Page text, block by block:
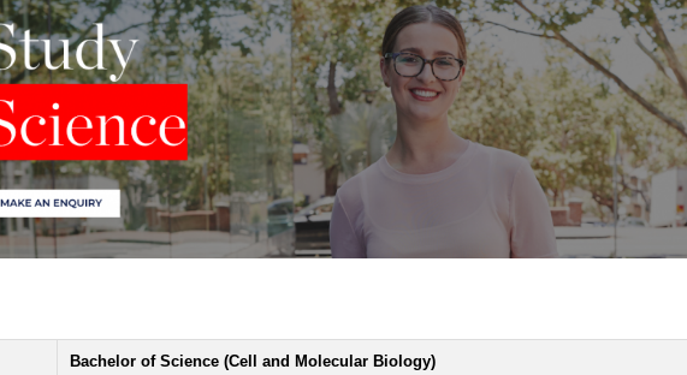
Bachelor of Science (Cell and Molecular Biology)